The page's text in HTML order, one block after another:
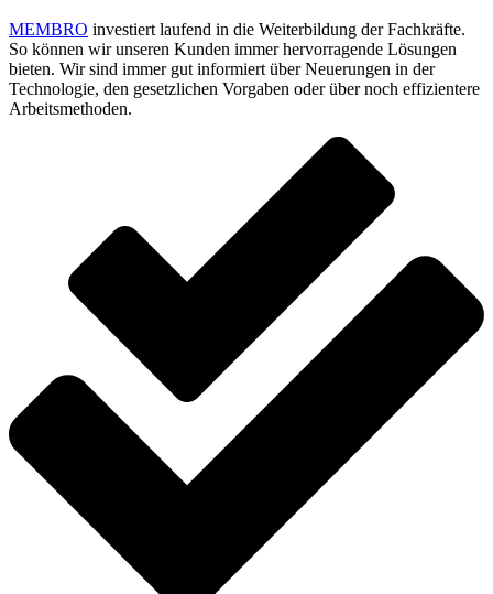
MEMBRO investiert laufend in die Weiterbildung der Fachkräfte.
So können wir unseren Kunden immer hervorragende Lösungen
bieten. Wir sind immer gut informiert über Neuerungen in der
Technologie, den gesetzlichen Vorgaben oder über noch effizientere
Arbeitsmethoden.